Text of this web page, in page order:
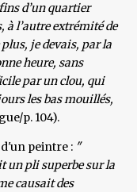
d’un quartier
à l’autre extrémité de
je devais, par la
heure, sans
par un clou, qui
les bas mouillés,
p. 104).
peintre : "
un pli superbe sur la
causait des